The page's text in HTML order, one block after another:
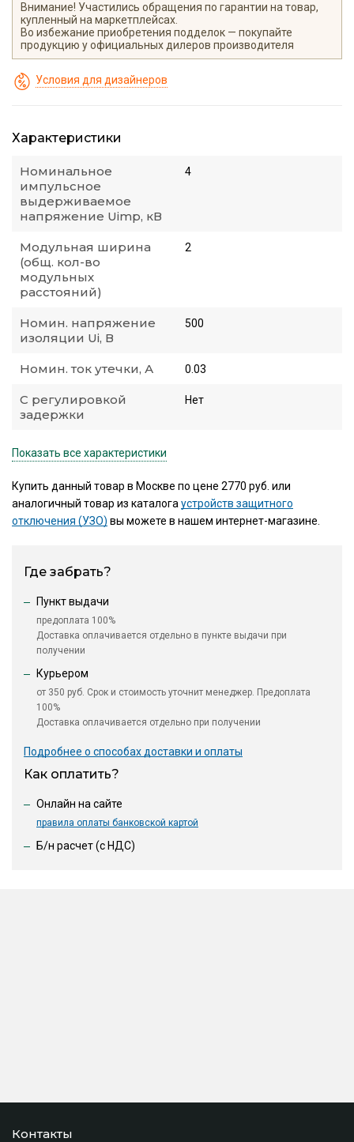
Внимание! Участились обращения по гарантии на товар,
купленный на маркетплейсах.
Во избежание приобретения подделок — покупайте
продукцию у официальных дилеров производителя
Условия для дизайнеров
Характеристики
Номинальное
импульсное
выдерживаемое
напряжение Uimp, кВ
4
Модульная ширина
(общ. кол-во
модульных
расстояний)
2
Номин. напряжение
изоляции Ui, В
500
Номин. ток утечки, А 0.03
С регулировкой
задержки
Нет
Показать все характеристики
Купить данный товар в Москве по цене 2770 руб. или
аналогичный товар из каталогаустройств защитного
отключения (УЗО) вы можете в нашем интернет-магазине.
Где забрать?
Пункт выдачи
предоплата 100%
Доставка оплачивается отдельно в пункте выдачи при
получении
Курьером
от 350 руб. Срок и стоимость уточнит менеджер. Предоплата
100%
Доставка оплачивается отдельно при получении
Подробнее о способах доставки и оплаты
Как оплатить?
Онлайн на сайте
правила оплаты банковской картой
Б/н расчет (c НДС)
Контакты